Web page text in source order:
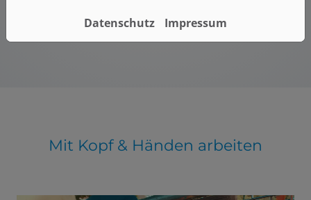
Zum Bewerbungsformular
Mit Kopf & Händen arbeiten
Datenschutz Impressum